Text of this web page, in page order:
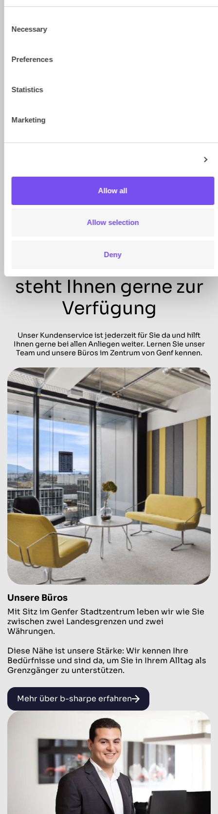
Selection
Necessary
Preferences
Statistics
Marketing
Allow all
Allow selection
Deny
3
Geben Sie den Betrag und die
wurde, wird es innerhalb von 24 bis 48
Stunden über vertrauenswürdige
Unser Team in Genf
steht Ihnen gerne zur
Verfügung
Unser Kundenservice ist jederzeit für Sie da und hilft
Ihnen gerne bei allen Anliegen weiter. Lernen Sie unser
Team und unsere Büros im Zentrum von Genf kennen.
Unsere Büros
Mit Sitz im Genfer Stadtzentrum leben wir wie Sie
zwischen zwei Landesgrenzen und zwei
Währungen.
Diese Nähe ist unsere Stärke: Wir kennen Ihre
Bedürfnisse und sind da, um Sie in Ihrem Alltag als
Grenzgänger zu unterstützen.
Mehr über b-sharpe erfahren